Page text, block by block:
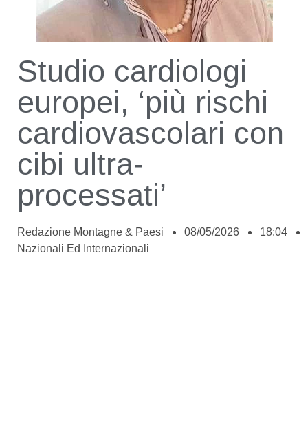
Studio cardiologi
europei, ‘più rischi
cardiovascolari con
cibi ultra-
processati’
Redazione Montagne & Paesi 08/05/2026
18:04
Nazionali Ed Internazionali